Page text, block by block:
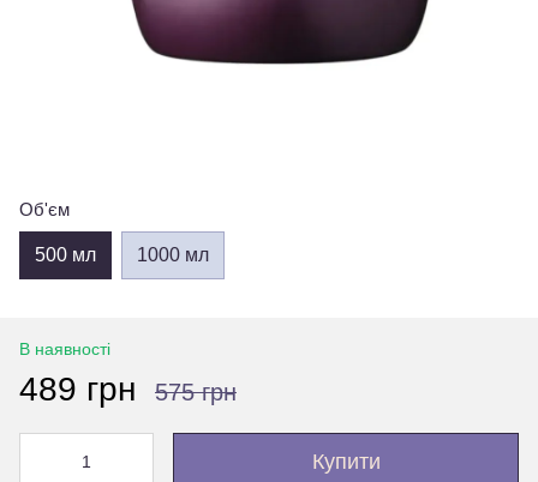
Об'єм
500 мл 1000 мл
В наявності
489 грн 575 грн
Купити